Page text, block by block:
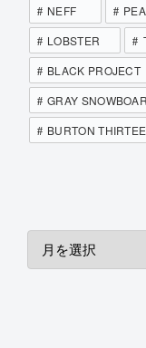
NEFF
LOBSTER
BLACK PROJECT
GRAY
BURTON